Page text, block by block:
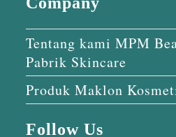
Tentang kami MPM
Pabrik Skincare
Produk Maklon
Follow Us